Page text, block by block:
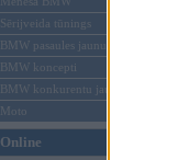
Sērijveida tūnings
BMW pasaules jaunumi
BMW koncepti
BMW konkurentu jaunumi
Moto
Online